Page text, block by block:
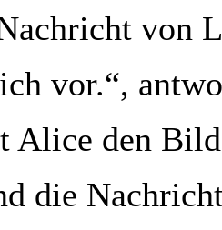
von
vor.“,
Alice den
die